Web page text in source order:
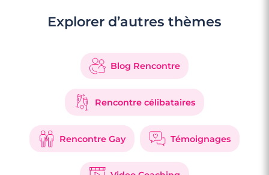
Explorer d’autres thèmes
Blog Rencontre
Rencontre célibataires
Rencontre Gay Témoignages